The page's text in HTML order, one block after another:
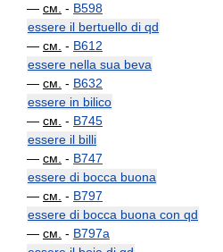
— см. - B598
essere il bertuello di qd
— см. - B612
essere nella sua beva
— см. - B632
essere in bilico
— см. - B745
essere il billi
— см. - B747
essere di bocca buona
— см. - B797
essere di bocca buona con qd
— см. - B797a